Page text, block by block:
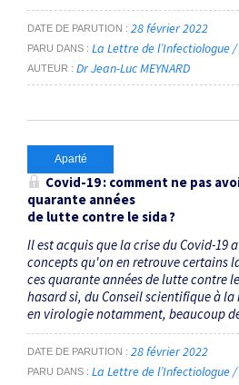
DATE DE PARUTION 28 février 2022
PARU DANS La Lettre de l’Infectiologue
AUTEUR Dr Jean-Luc MEYNARD
Aparté
Covid-19 : comment ne pas
quarante années
de lutte contre le sida ?
Il est acquis que la crise du Covid-19
concepts qu'on en retrouve certains
ces quarante années de lutte contre
hasard si, du Conseil scientifique à
en virologie notamment, beaucoup
DATE DE PARUTION 28 février 2022
PARU DANS La Lettre de l’Infectiologue